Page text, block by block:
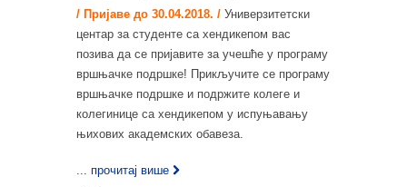
/ Пријаве до 30.04.2018. / Универзитетски
центар за студенте са хендикепом вас
позива да се пријавите за учешће у програму
вршњачке подршке! Прикључите се програму
вршњачке подршке и подржите колеге и
колегинице са хендикепом у испуњавању
њихових академских обавеза.
... прочитај више